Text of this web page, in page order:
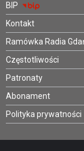
BIP
Kontakt
Ramówka Radia
Częstotliwości
Patronaty
Abonament
Polityka prywatności